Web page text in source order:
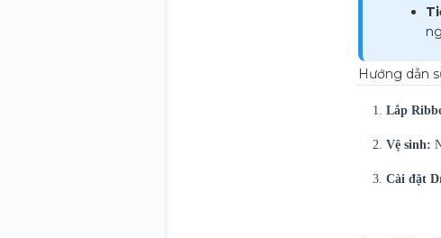
Hướng dẫn
1. Lắp
2. Vệ sinh:
3. Cài đặt